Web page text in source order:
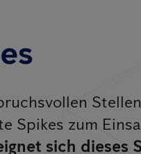
Spikes zum
sich dieses